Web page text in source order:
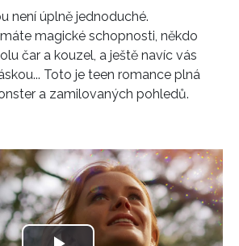
není úplně jednoduché.
magické schopnosti, někdo
čar a kouzel, a ještě navíc vás
Toto je teen romance plná
a zamilovaných pohledů.